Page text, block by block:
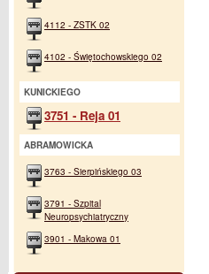
4112 - ZSTK 02
4102 - Świętochowskiego 02
KUNICKIEGO
3751 - Reja 01
ABRAMOWICKA
3763 - Sierpińskiego 03
3791 - Szpital
Neuropsychiatryczny
3901 - Makowa 01